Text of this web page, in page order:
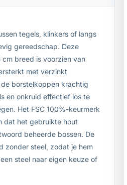
tegels, klinkers of langs
gereedschap. Deze
breed is voorzien van
met verzinkt
borstelkoppen krachtig
en onkruid effectief los te
Het FSC 100%-keurmerk
dat het gebruikte hout
beheerde bossen. De
zonder steel, zodat je hem
steel naar eigen keuze of